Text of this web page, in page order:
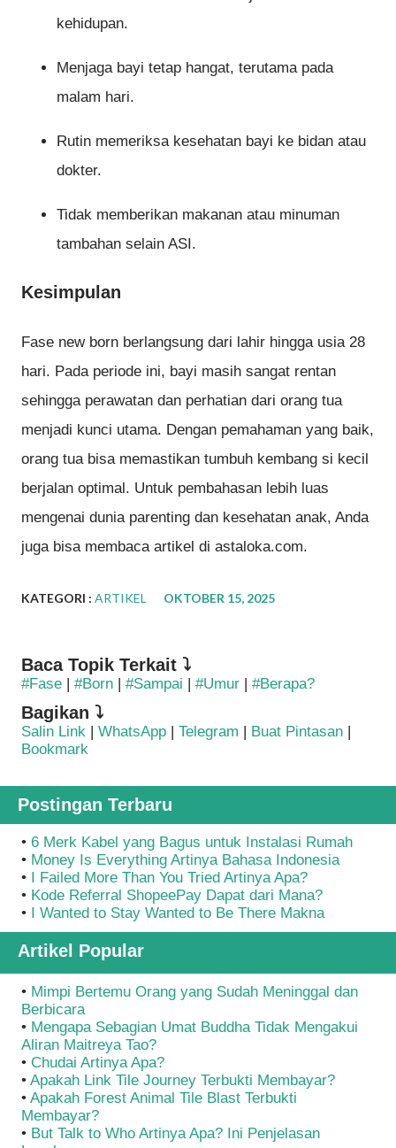
kehidupan.
Menjaga bayi tetap hangat, terutama pada
malam hari.
Rutin memeriksa kesehatan bayi ke bidan atau
dokter.
Tidak memberikan makanan atau minuman
tambahan selain ASI.
Kesimpulan
Fase new born berlangsung dari lahir hingga usia 28
hari. Pada periode ini, bayi masih sangat rentan
sehingga perawatan dan perhatian dari orang tua
menjadi kunci utama. Dengan pemahaman yang baik,
orang tua bisa memastikan tumbuh kembang si kecil
berjalan optimal. Untuk pembahasan lebih luas
mengenai dunia parenting dan kesehatan anak, Anda
juga bisa membaca artikel di astaloka.com.
KATEGORI : ARTIKEL OKTOBER 15, 2025
Baca Topik Terkait ⤵
#Fase | #Born | #Sampai | #Umur | #Berapa?
Bagikan ⤵
Salin Link | WhatsApp | Telegram | Buat Pintasan |
Bookmark
Postingan Terbaru
• 6 Merk Kabel yang Bagus untuk Instalasi Rumah
• Money Is Everything Artinya Bahasa Indonesia
• I Failed More Than You Tried Artinya Apa?
• Kode Referral ShopeePay Dapat dari Mana?
• I Wanted to Stay Wanted to Be There Makna
Artikel Popular
• Mimpi Bertemu Orang yang Sudah Meninggal dan
Berbicara
• Mengapa Sebagian Umat Buddha Tidak Mengakui
Aliran Maitreya Tao?
• Chudai Artinya Apa?
• Apakah Link Tile Journey Terbukti Membayar?
• Apakah Forest Animal Tile Blast Terbukti
Membayar?
• But Talk to Who Artinya Apa? Ini Penjelasan